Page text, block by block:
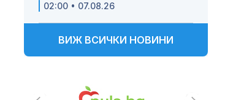
02:00 • 07.08.26
ВИЖ ВСИЧКИ НОВИНИ